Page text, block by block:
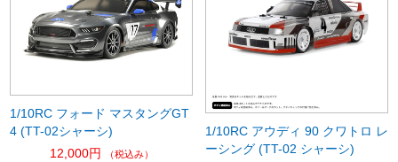
1/10RC フォード マスタングGT
4 (TT-02シャーシ)
12,000円
（税込み）
1/10RC アウディ 90 クワトロ レ
ーシング (TT-02 シャーシ)